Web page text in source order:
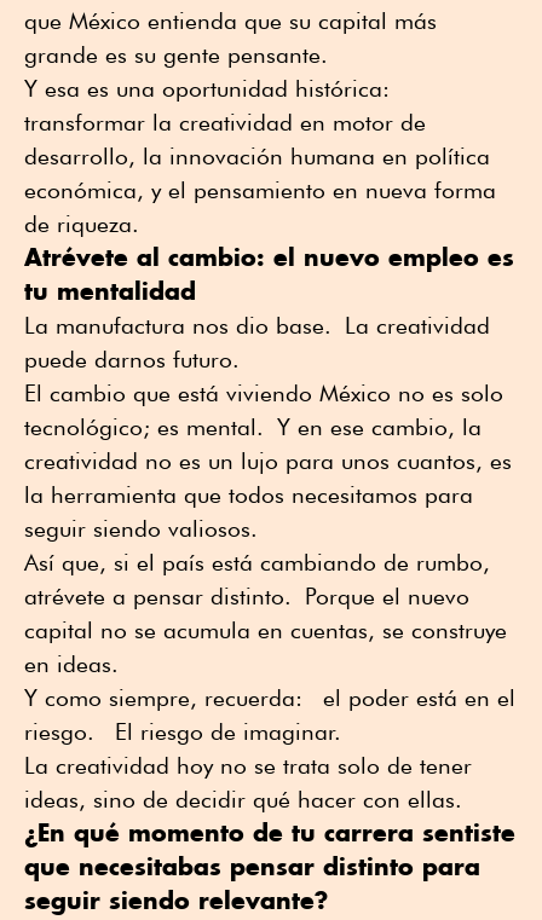
que México entienda que su capital más
grande es su gente pensante.
Y esa es una oportunidad histórica:
transformar la creatividad en motor de
desarrollo, la innovación humana en política
económica, y el pensamiento en nueva forma
de riqueza.
Atrévete al cambio: el nuevo empleo es
tu mentalidad
La manufactura nos dio base. La creatividad
puede darnos futuro.
El cambio que está viviendo México no es solo
tecnológico; es mental. Y en ese cambio, la
creatividad no es un lujo para unos cuantos, es
la herramienta que todos necesitamos para
seguir siendo valiosos.
Así que, si el país está cambiando de rumbo,
atrévete a pensar distinto. Porque el nuevo
capital no se acumula en cuentas, se construye
en ideas.
Y como siempre, recuerda: el poder está en el
riesgo. El riesgo de imaginar.
La creatividad hoy no se trata solo de tener
ideas, sino de decidir qué hacer con ellas.
¿En qué momento de tu carrera sentiste
que necesitabas pensar distinto para
seguir siendo relevante?